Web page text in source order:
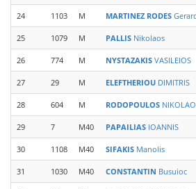
24 1103 M MARTINEZ RODES
25 1079 M PALLIS Nikolaos
26 774 M NYSTAZAKIS VASILEIOS
27 29 M ELEFTHERIOU DIMITRIS
28 604 M RODOPOULOS
29 7 M40 PAPAILIAS IOANNIS
30 1108 M40 SIFAKIS Manolis
31 1030 M40 CONSTANTIN Busuioc